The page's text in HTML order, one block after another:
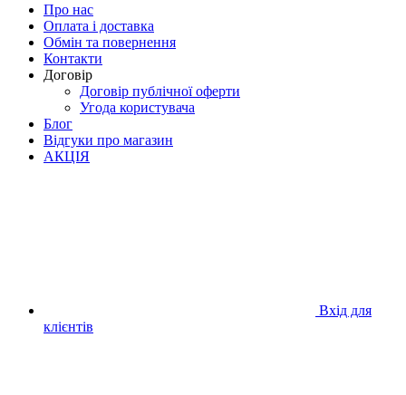
Про нас
Оплата і доставка
Обмін та повернення
Контакти
Договір
Договір публічної оферти
Угода користувача
Блог
Відгуки про магазин
АКЦІЯ
Вхід для
клієнтів